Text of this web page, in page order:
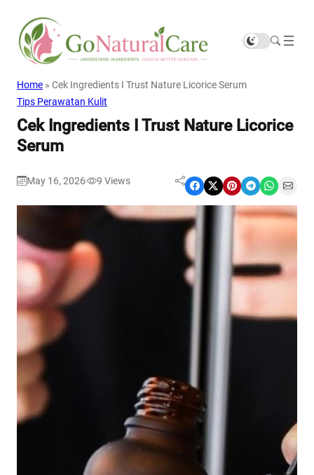
Home » Cek Ingredients I Trust Nature Licorice Serum
Tips Perawatan Kulit
Cek Ingredients I Trust Nature Licorice
Serum
May 16, 2026 9 Views Share on Facebook Share on X Share on Pinterest Share on Telegram Share on WhatsApp Share on Email